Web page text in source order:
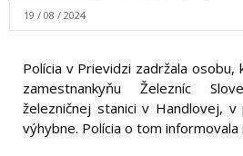
19 / 08 / 2024
Polícia v Prievidzi zadržala osobu,
zamestnankyňu Železníc
železničnej stanici v Handlovej,
výhybne. Polícia o tom informovala